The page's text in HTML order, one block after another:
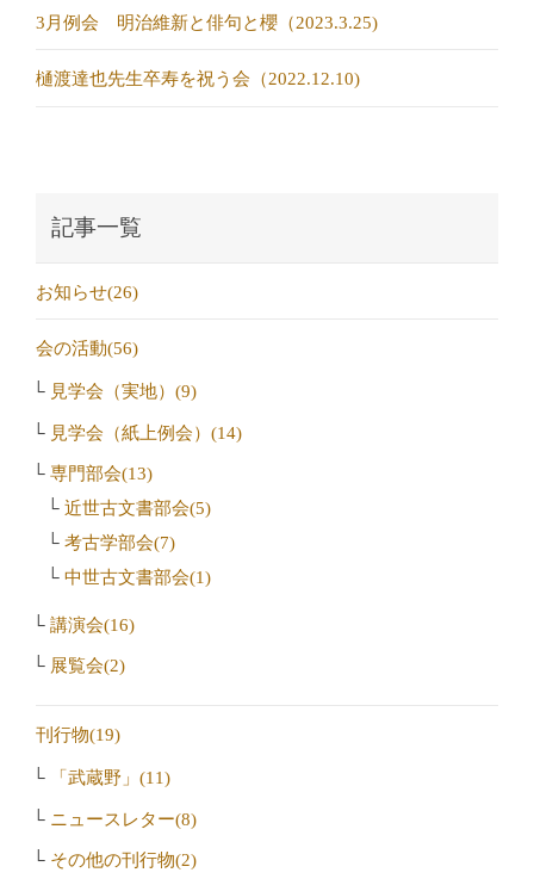
3月例会 明治維新と俳句と櫻（2023.3.25)
樋渡達也先生卒寿を祝う会（2022.12.10)
記事一覧
お知らせ(26)
会の活動(56)
見学会（実地）(9)
見学会（紙上例会）(14)
専門部会(13)
近世古文書部会(5)
考古学部会(7)
中世古文書部会(1)
講演会(16)
展覧会(2)
刊行物(19)
「武蔵野」(11)
ニュースレター(8)
その他の刊行物(2)